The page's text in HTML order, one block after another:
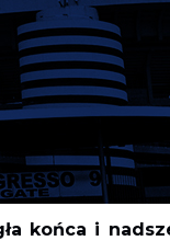
końca i